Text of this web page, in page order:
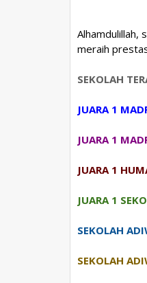
Alhamdulillah,
meraih
SEKOLAH
JUARA 1
JUARA 1
JUARA 1
JUARA 1
SEKOLAH
SEKOLAH